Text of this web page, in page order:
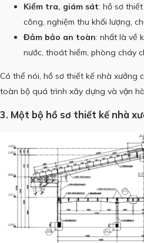
Kiểm tra, giám sát: hồ sơ
công, nghiệm thu khối lượng,
Đảm bảo an toàn: nhất là về
nước, thoát hiểm, phòng cháy
Có thể nói, hồ sơ thiết kế nhà xưởng
toàn bộ quá trình xây dựng và vận
3. Một bộ hồ sơ thiết kế nhà